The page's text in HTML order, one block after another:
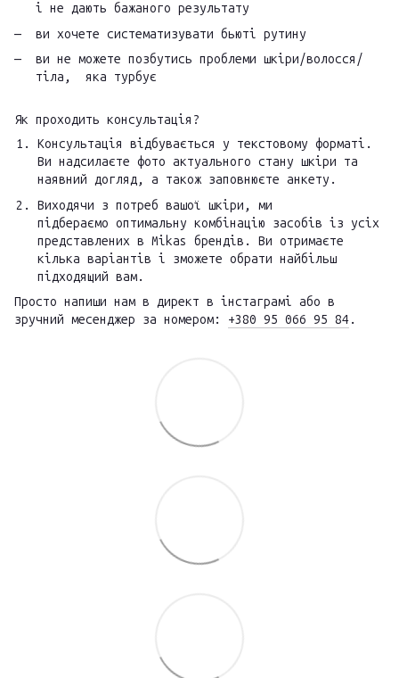
і не дають бажаного результату
ви хочете систематизувати бьюті рутину
ви не можете позбутись проблеми шкіри/волосся/
тіла, яка турбує
Як проходить консультація?
Консультація відбувається у текстовому форматі.
Ви надсилаєте фото актуального стану шкіри та
наявний догляд, а також заповнюєте анкету.
Виходячи з потреб вашої шкіри, ми
підбераємо оптимальну комбінацію засобів із усіх
представлених в Mikas брендів. Ви отримаєте
кілька варіантів і зможете обрати найбільш
підходящий вам.
Просто напиши нам в директ в інстаграмі або в
зручний месенджер за номером: +380 95 066 95 84.